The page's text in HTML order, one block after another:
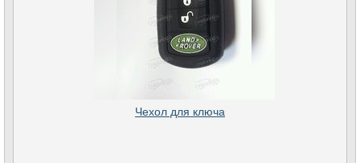
Чехол для ключа